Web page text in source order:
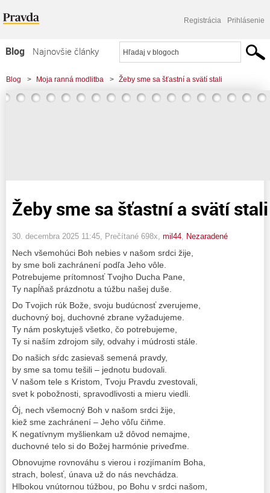
Registrácia Prihlásenie
Blog
Najnovšie články
Najčítanejšie články
Najkomentovanejšie články
Blog > Moja ranná modlitba > Žeby sme sa šťastní a svätí stali
Žeby sme sa šťastní a svätí stali
30. decembra 2025 11:45 , Prečítané 698x, mil44 Nezaradené
Nech všemohúci Boh nebies v našom srdci žije,
by sme boli zachránení podľa Jeho vôle.
Potrebujeme prítomnosť Tvojho Ducha Pane,
Ty napĺňaš prázdnotu a túžbu našej duše.
Do Tvojich rúk Bože, svoju budúcnosť zverujeme,
duchovný boj, duchovné zbrane vyžadujeme.
Ty nám poskytuješ všetko, čo potrebujeme,
Ty si naším zdrojom sily, odvahy i múdrosti stále.
Do našich sŕdc zasievaš semená pravdy,
by sme sa tomu tešili – jednotu budovali.
V našom tele s Kristom, Tvoju Pravdu zvestovali,
svet k pobožnosti, spravodlivosti a mieru viedli.
Ój, nech všemocný Boh v našom srdci žije,
kiež sme zachránení – Jeho vôľu čiňme.
K negatívnym myšlienkam už dôvod nemajme,
duchovné telo si do Božej harmónie priveďme.
Obnovujme rovnováhu s vierou i rozjímaním Boha,
strach, bolesť, únava už do nás nevchádza.
Hlbokou vnútornou túžbou, po Bohu v srdci našom,